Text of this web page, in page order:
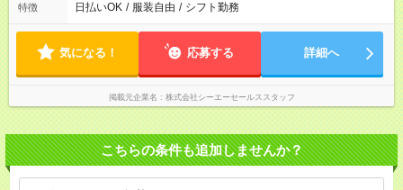
特徴 日払いOK / 服装自由 / シフト勤務
気になる！ 応募する 詳細へ
掲載元企業名 株式会社シーエーセールススタッフ
こちらの条件も追加しませんか？